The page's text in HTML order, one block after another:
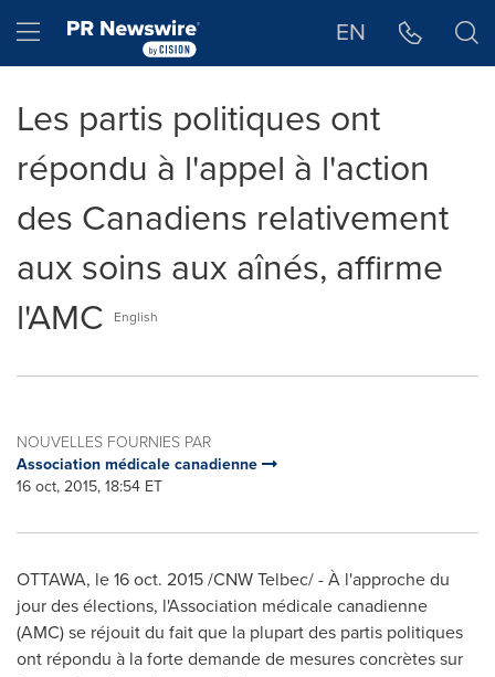
Hamburger menu EN
Les partis politiques ont
répondu à l'appel à l'action
des Canadiens relativement
aux soins aux aînés, affirme
l'AMC
English
NOUVELLES FOURNIES PAR
Association médicale canadienne
16 oct, 2015, 18:54 ET
OTTAWA, le 16 oct. 2015 /CNW Telbec/ - À l'approche du
jour des élections, l'Association médicale canadienne
(AMC) se réjouit du fait que la plupart des partis politiques
ont répondu à la forte demande de mesures concrètes sur